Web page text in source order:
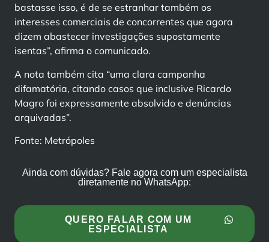
bastasse isso, é de se estranhar também os
interesses comerciais de concorrentes que agora
dizem abastecer investigações supostamente
isentas”, afirma o comunicado.
A nota também cita “uma clara campanha
difamatória, citando casos que inclusive Ricardo
Magro foi expressamente absolvido e denúncias
arquivadas”.
Fonte: Metrópoles
Ainda com dúvidas? Fale agora com um especialista
diretamente no WhatsApp:
QUERO FALAR COM UM
ESPECIALISTA